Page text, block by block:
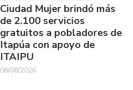
Ciudad Mujer brindó más
de 2.100 servicios
gratuitos a pobladores de
Itapúa con apoyo de
ITAIPU
06/08/2026